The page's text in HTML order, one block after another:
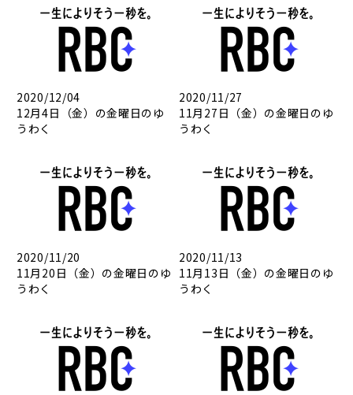
2020/12/04
12月4日（金）の金曜日のゆ
うわく
2020/11/27
11月27日（金）の金曜日のゆ
うわく
2020/11/20
11月20日（金）の金曜日のゆ
うわく
2020/11/13
11月13日（金）の金曜日のゆ
うわく